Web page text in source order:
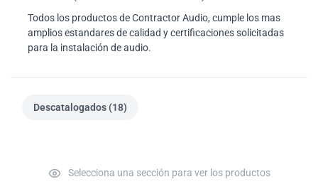
Todos los productos de Contractor Audio, cumple los mas
amplios estandares de calidad y certificaciones solicitadas
para la instalación de audio.
Descatalogados (18)
Selecciona una sección para ver los productos